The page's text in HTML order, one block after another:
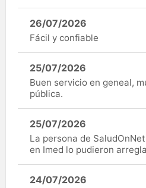
26/07/2026
Fácil y confiable
25/07/2026
Buen servicio en geneal,
pública.
25/07/2026
La persona de
en Imed lo pudieron
24/07/2026